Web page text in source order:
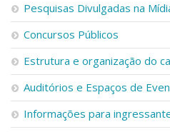
Pesquisas Divulgadas na
Concursos Públicos
Estrutura e organização do
Auditórios e Espaços de
Informações para